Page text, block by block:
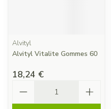
Alvityl
Alvityl Vitalite Gommes 60
18,24 €